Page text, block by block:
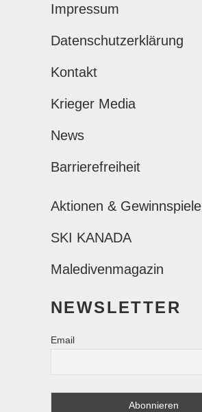
Impressum
Datenschutzerklärung
Kontakt
Krieger Media
News
Barrierefreiheit
Aktionen & Gewinnspiele
SKI KANADA
Maledivenmagazin
NEWSLETTER
Email